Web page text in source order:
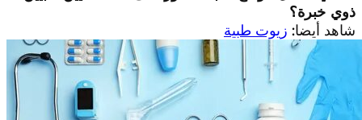
ذوي خبرة؟
شاهد أيضا: زيوت طبية